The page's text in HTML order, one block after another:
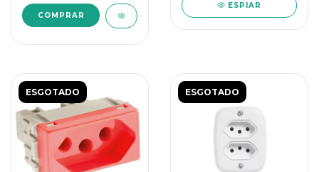
ESPIAR
ESGOTADO ESGOTADO